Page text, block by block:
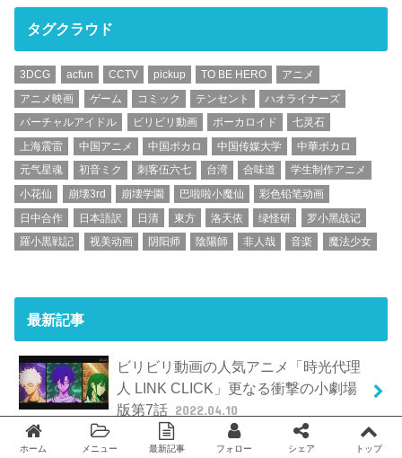
タグクラウド
3DCG acfun CCTV pickup TO BE HERO
アニメ
アニメ映画
ゲーム コミック テンセント
ハオライナーズ
バーチャルアイドル
ビリビリ動画 ボーカロイド
七灵石
上海震雷
中国アニメ 中国ボカロ 中国传媒大学
中華ボカロ
元气星魂
初音ミク 刺客伍六七 台湾 合味道
学生制作アニメ
小花仙
崩壊3rd 崩壊学園 巴啦啦小魔仙
彩色铅笔动画
日中合作
日本語訳 日清 東方 洛天依 绿怪研
罗小黑战记
羅小黒戦記
视美动画 阴阳师 陰陽師 非人哉 音楽 魔法少女
最新記事
ビリビリ動画の人気アニメ「時光代理
人 LINK CLICK」更なる衝撃の小劇場
版第7話 2022.04.10
ホーム メニュー 最新記事 フォロー シェア トップ
Twitter facebook